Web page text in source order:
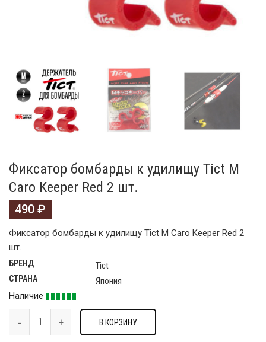
Фиксатор бомбарды к удилищу Tict M
Caro Keeper Red 2 шт.
490 ₽
Фиксатор бомбарды к удилищу Tict M Caro Keeper Red 2
шт.
БРЕНД Tict
СТРАНА
Япония
Наличие
В КОРЗИНУ